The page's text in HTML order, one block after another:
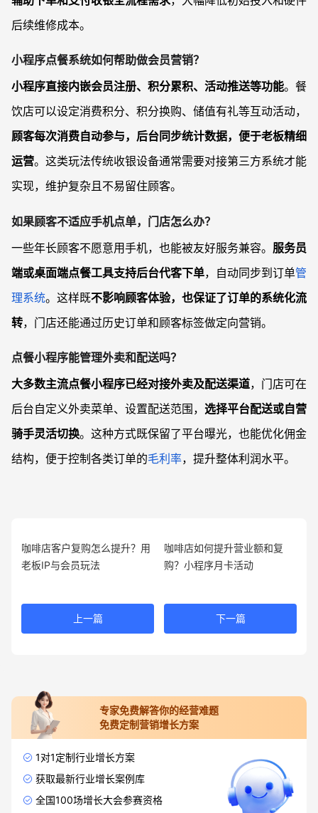
后续维修成本。
小程序点餐系统如何帮助做会员营销？
小程序直接内嵌会员注册、积分累积、活动推送等功能。餐
饮店可以设定消费积分、积分换购、储值有礼等互动活动，
顾客每次消费自动参与，后台同步统计数据，便于老板精细
运营。这类玩法传统收银设备通常需要对接第三方系统才能
实现，维护复杂且不易留住顾客。
如果顾客不适应手机点单，门店怎么办？
一些年长顾客不愿意用手机，也能被友好服务兼容。 服务员
端或桌面端点餐工具支持后台代客下单，自动同步到订单管
理系统。这样既不影响顾客体验，也保证了订单的系统化流
转，门店还能通过历史订单和顾客标签做定向营销。
点餐小程序能管理外卖和配送吗？
大多数主流点餐小程序已经对接外卖及配送渠道，门店可在
后台自定义外卖菜单、设置配送范围， 选择平台配送或自营
骑手灵活切换。这种方式既保留了平台曝光，也能优化佣金
结构，便于控制各类订单的毛利率，提升整体利润水平。
咖啡店客户复购怎么提升？用
老板IP与会员玩法
上一篇
咖啡店如何提升营业额和复
购？小程序月卡活动
下一篇
专家免费解答你的经营难题
免费定制营销增长方案
1对1定制行业增长方案
获取最新行业增长案例库
全国100场增长大会参赛资格